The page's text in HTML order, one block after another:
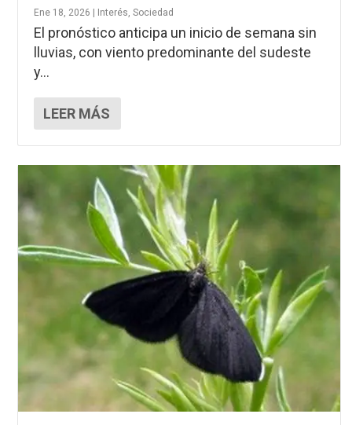
Ene 18, 2026 | Interés ,Sociedad
El pronóstico anticipa un inicio de semana sin
lluvias, con viento predominante del sudeste
y...
LEER MÁS